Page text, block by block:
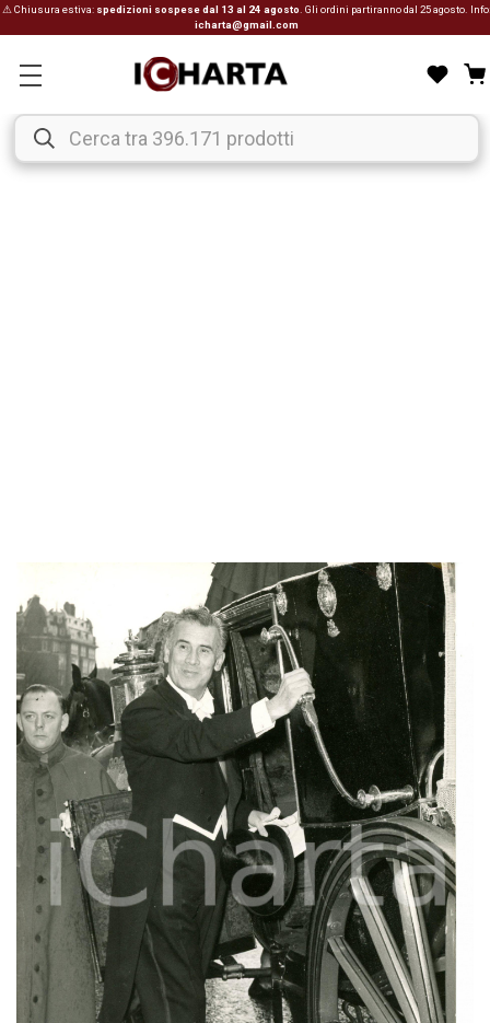
⚠ Chiusura estiva: spedizioni sospese dal 13 al 24 agosto . Gli ordini partiranno dal 25 agosto. Info:
icharta@gmail.com